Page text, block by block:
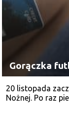
Gorączka
20 listopada
Nożnej. Po raz